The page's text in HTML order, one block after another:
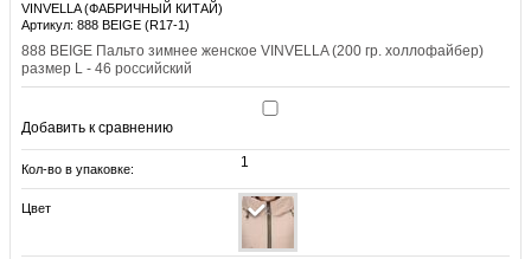
VINVELLA (ФАБРИЧНЫЙ КИТАЙ)
Артикул: 888 BEIGE (R17-1)
888 BEIGE Пальто зимнее женское VINVELLA (200 гр. холлофайбер)
размер L - 46 российский
Добавить к сравнению
Кол-во в упаковке: 1
Цвет